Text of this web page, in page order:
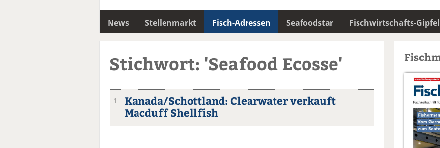
News Stellenmarkt Fisch-Adressen Seafoodstar Fischwirtschafts-Gipfel
Stichwort: 'Seafood Ecosse'
1
Kanada/Schottland: Clearwater verkauft
Macduff Shellfish